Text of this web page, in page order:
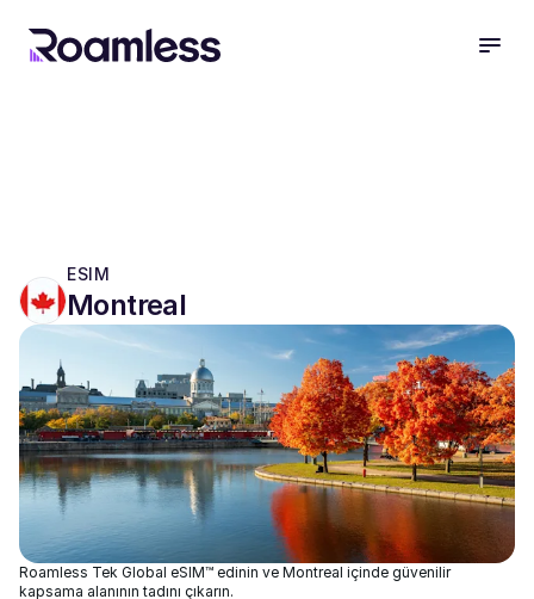
ESIM
Montreal
Roamless Tek Global eSIM™ edinin ve Montreal içinde güvenilir
kapsama alanının tadını çıkarın.